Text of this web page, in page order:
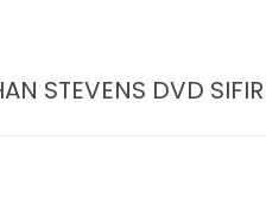
STEVENS DVD SIFIR